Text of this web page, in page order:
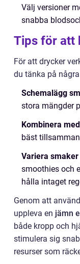
Välj versioner
snabba
Tips för att
För att drycker
du tänka på
Schemalägg
stora mängder
Kombinera
bäst
Variera
smoothies och
hålla intaget
Genom att
uppleva en jämn
både kropp och
stimulera sig
resurser som